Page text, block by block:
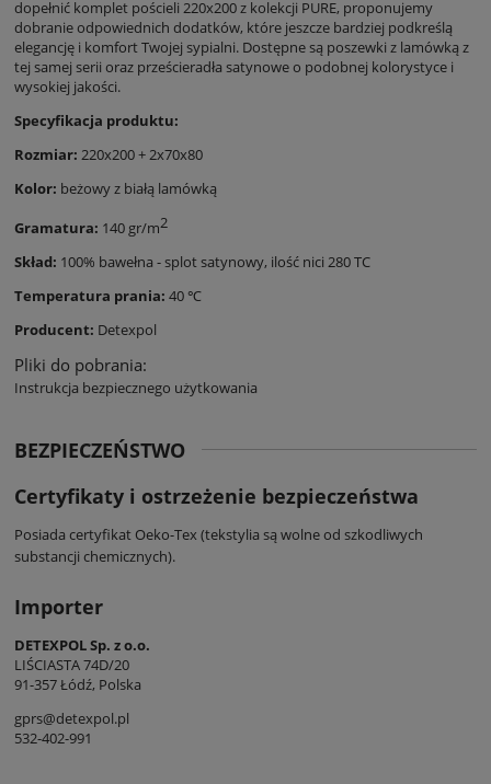
dopełnić komplet pościeli 220x200 z kolekcji PURE, proponujemy
dobranie odpowiednich dodatków, które jeszcze bardziej podkreślą
elegancję i komfort Twojej sypialni. Dostępne są poszewki z lamówką z
tej samej serii oraz prześcieradła satynowe o podobnej kolorystyce i
wysokiej jakości.
Specyfikacja produktu:
Rozmiar: 220x200 + 2x70x80
Kolor: beżowy z białą lamówką
Gramatura: 140 gr/m2
Skład: 100% bawełna - splot satynowy, ilość nici 280 TC
Temperatura prania: 40 ℃
Producent: Detexpol
Pliki do pobrania:
Instrukcja bezpiecznego użytkowania
BEZPIECZEŃSTWO
Certyfikaty i ostrzeżenie bezpieczeństwa
Posiada certyfikat Oeko-Tex (tekstylia są wolne od szkodliwych
substancji chemicznych).
Importer
DETEXPOL Sp. z o.o.
LIŚCIASTA 74D/20
91-357 Łódź, Polska
gprs@detexpol.pl
532-402-991